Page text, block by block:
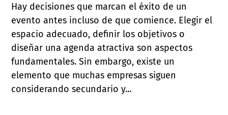
Hay decisiones que marcan el éxito de un
evento antes incluso de que comience. Elegir el
espacio adecuado, definir los objetivos o
diseñar una agenda atractiva son aspectos
fundamentales. Sin embargo, existe un
elemento que muchas empresas siguen
considerando secundario y...